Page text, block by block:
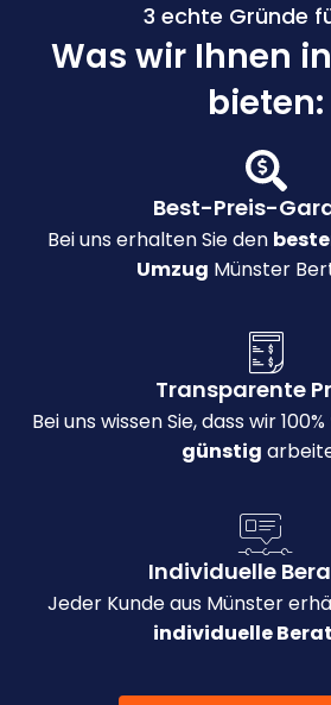
3 echte Gründe
Was wir Ihnen
bieten:
Best-Preis-
Bei uns erhalten Sie den
Umzug Münster
Transparente
Bei uns wissen Sie, dass wir 100%
günstig
Individuelle
Jeder Kunde aus Münster
individuelle